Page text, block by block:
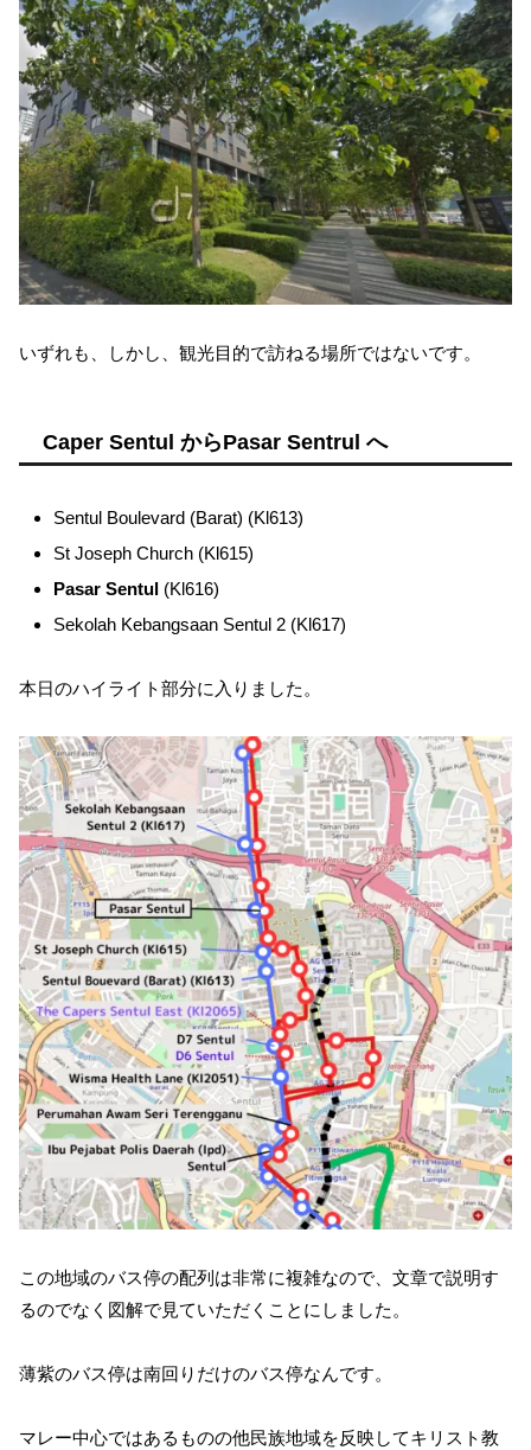
いずれも、しかし、観光目的で訪ねる場所ではないです。
Caper Sentul からPasar Sentrul へ
Sentul Boulevard (Barat) (Kl613)
St Joseph Church (Kl615)
Pasar Sentul (Kl616)
Sekolah Kebangsaan Sentul 2 (Kl617)
本日のハイライト部分に入りました。
この地域のバス停の配列は非常に複雑なので、文章で説明す
るのでなく図解で見ていただくことにしました。
薄紫のバス停は南回りだけのバス停なんです。
マレー中心ではあるものの他民族地域を反映してキリスト教